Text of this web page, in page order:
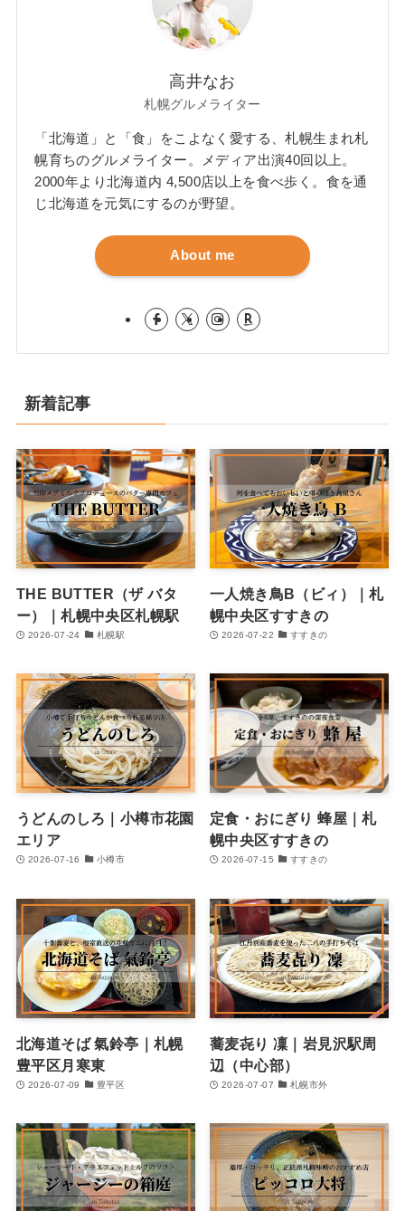
高井なお
札幌グルメライター
「北海道」と「食」をこよなく愛する、札幌生まれ札
幌育ちのグルメライター。メディア出演40回以上。
2000年より北海道内 4,500店以上を食べ歩く。食を通
じ北海道を元気にするのが野望。
About me
新着記事
THE BUTTER（ザ バタ
ー）｜札幌中央区札幌駅
2026-07-24 札幌駅
一人焼き鳥B（ビィ）｜札
幌中央区すすきの
2026-07-22 すすきの
うどんのしろ｜小樽市花園
エリア
2026-07-16 小樽市
定食・おにぎり 蜂屋｜札
幌中央区すすきの
2026-07-15 すすきの
北海道そば 氣鈴亭｜札幌
豊平区月寒東
2026-07-09 豊平区
蕎麦㐂り 凜｜岩見沢駅周
辺（中心部）
2026-07-07 札幌市外